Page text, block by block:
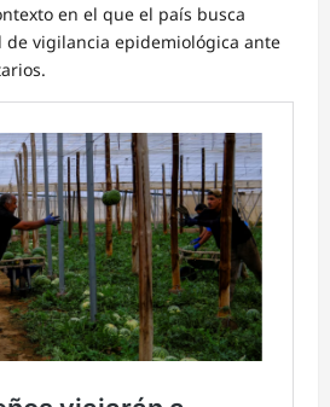
en el que el país busca
de vigilancia epidemiológica ante